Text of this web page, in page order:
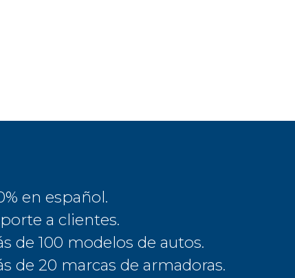
en español.
a clientes.
de 100 modelos de autos.
de 20 marcas de armadoras.